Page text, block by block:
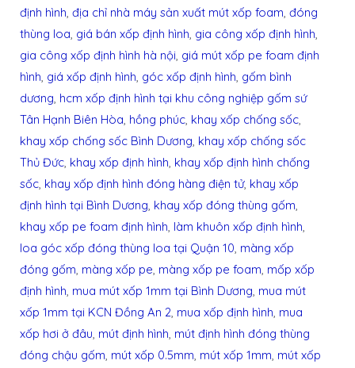
định hình,địa chỉ nhà máy sản xuất mút xốp foam,đóng
thùng loa, giá bán xốp định hình, gia công xốp định hình,
gia công xốp định hình hà nội, giá mút xốp pe foam định
hình, giá xốp định hình, góc xốp định hình, gốm bình
dương, hcm xốp định hình tại khu công nghiệp gốm sứ
Tân Hạnh Biên Hòa, hồng phúc, khay xốp chống sốc,
khay xốp chống sốc Bình Dương, khay xốp chống sốc
Thủ Đức, khay xốp định hình, khay xốp định hình chống
sốc, khay xốp định hình đóng hàng điện tử, khay xốp
định hình tại Bình Dương, khay xốp đóng thùng gốm,
khay xốp pe foam định hình, làm khuôn xốp định hình,
loa góc xốp đóng thùng loa tại Quận 10, màng xốp
đóng gốm, màng xốp pe, màng xốp pe foam, mốp xốp
định hình, mua mút xốp 1mm tại Bình Dương, mua mút
xốp 1mm tại KCN Đồng An 2, mua xốp định hình, mua
xốp hơi ở đâu, mút định hình, mút định hình đóng thùng
đóng chậu gốm, mút xốp 0.5mm, mút xốp 1mm, mút xốp